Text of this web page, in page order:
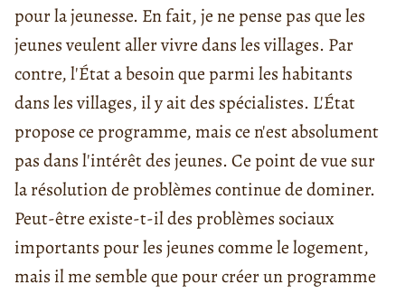
pour la jeunesse. En fait, je ne pense pas que les
jeunes veulent aller vivre dans les villages. Par
contre, l'État a besoin que parmi les habitants
dans les villages, il y ait des spécialistes. L'État
propose ce programme, mais ce n'est absolument
pas dans l'intérêt des jeunes. Ce point de vue sur
la résolution de problèmes continue de dominer.
Peut-être existe-t-il des problèmes sociaux
importants pour les jeunes comme le logement,
mais il me semble que pour créer un programme